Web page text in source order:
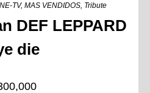
TV, MAS VENDIDOS, Tribute
DEF LEPPARD
die